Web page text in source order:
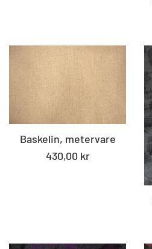
Baskelin, metervare
Standard
430,00 kr